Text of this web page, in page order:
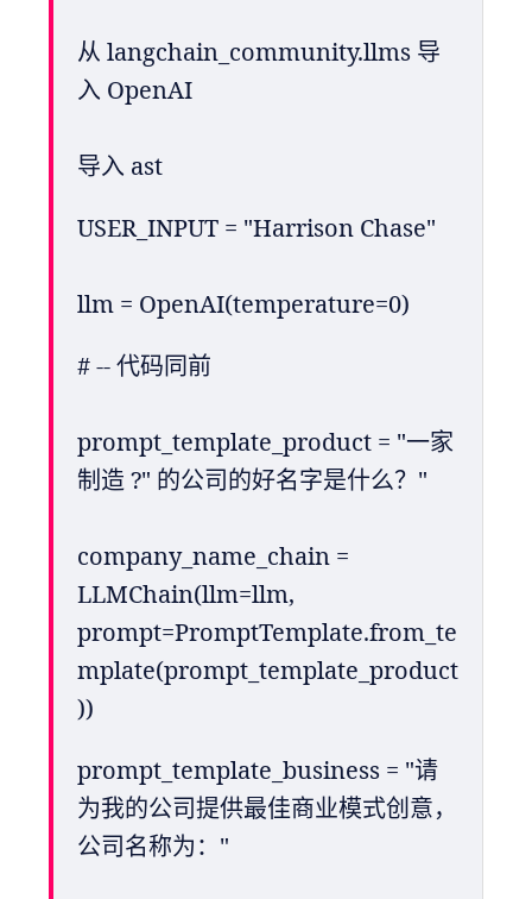
从 langchain_community.llms 导
入 OpenAI
导入 ast
USER_INPUT = "Harrison Chase"
llm = OpenAI(temperature=0)
# -- 代码同前
prompt_template_product = "一家
制造 ?" 的公司的好名字是什么？"
company_name_chain =
LLMChain(llm=llm,
prompt=PromptTemplate.from_te
mplate(prompt_template_product
))
prompt_template_business = "请
为我的公司提供最佳商业模式创意，
公司名称为："